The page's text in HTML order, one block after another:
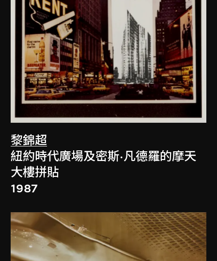
黎錦超
紐約時代廣場及密斯·凡德羅的摩天
大樓拼貼
1987